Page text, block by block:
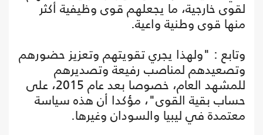
لقوى خارجية، ما يجعلهم قوى وظيفية أكثر
منها قوى وطنية واعية.
وتابع : "ولهذا يجري تقويتهم وتعزيز حضورهم
وتصعيدهم لمناصب رفيعة وتصديرهم
للمشهد العام، خصوصا بعد عام 2015، على
حساب بقية القوى"، مؤكدا أن هذه سياسة
معتمدة في ليبيا والسودان وغيرها.